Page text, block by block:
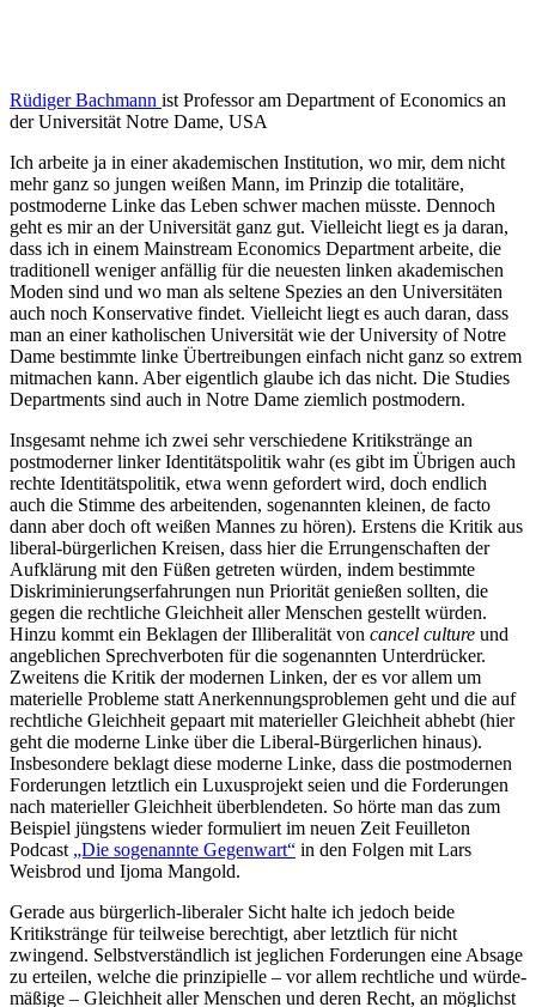
Rüdiger Bachmann ist Professor am Department of Economics an
der Univer­sität Notre Dame, USA
Ich arbeite ja in einer akade­mi­schen Insti­tution, wo mir, dem nicht
mehr ganz so jungen weißen Mann, im Prinzip die totalitäre,
postmo­derne Linke das Leben schwer machen müsste. Dennoch
geht es mir an der Univer­sität ganz gut. Vielleicht liegt es ja daran,
dass ich in einem Mainstream Economics Department arbeite, die
tradi­tionell weniger anfällig für die neuesten linken akade­mi­schen
Moden sind und wo man als seltene Spezies an den Univer­si­täten
auch noch Konser­vative findet. Vielleicht liegt es auch daran, dass
man an einer katho­li­schen Univer­sität wie der University of Notre
Dame bestimmte linke Übertrei­bungen einfach nicht ganz so extrem
mitmachen kann. Aber eigentlich glaube ich das nicht. Die Studies
Depart­ments sind auch in Notre Dame ziemlich postmodern.
Insgesamt nehme ich zwei sehr verschiedene Kritikstränge an
postmo­derner linker Identi­täts­po­litik wahr (es gibt im Übrigen auch
rechte Identi­täts­po­litik, etwa wenn gefordert wird, doch endlich
auch die Stimme des arbei­tenden, sogenannten kleinen, de facto
dann aber doch oft weißen Mannes zu hören). Erstens die Kritik aus
liberal-bürger­lichen Kreisen, dass hier die Errun­gen­schaften der
Aufklärung mit den Füßen getreten würden, indem bestimmte
Diskri­mi­nie­rungs­er­fah­rungen nun Priorität genießen sollten, die
gegen die recht­liche Gleichheit aller Menschen gestellt würden.
Hinzu kommt ein Beklagen der Illibe­ra­lität von cancel culture und
angeb­lichen Sprech­ver­boten für die sogenannten Unter­drücker.
Zweitens die Kritik der modernen Linken, der es vor allem um
materielle Probleme statt Anerken­nungs­pro­blemen geht und die auf
recht­liche Gleichheit gepaart mit materi­eller Gleichheit abhebt (hier
geht die moderne Linke über die Liberal-Bürger­lichen hinaus).
Insbe­sondere beklagt diese moderne Linke, dass die postmo­dernen
Forde­rungen letztlich ein Luxus­projekt seien und die Forde­rungen
nach materi­eller Gleichheit überblen­deten. So hörte man das zum
Beispiel jüngstens wieder formu­liert im neuen Zeit Feuil­leton
Podcast „Die sogenannte Gegenwart“ in den Folgen mit Lars
Weisbrod und Ijoma Mangold.
Gerade aus bürgerlich-liberaler Sicht halte ich jedoch beide
Kritikstränge für teilweise berechtigt, aber letztlich für nicht
zwingend. Selbst­ver­ständlich ist jeglichen Forde­rungen eine Absage
zu erteilen, welche die prinzi­pielle – vor allem recht­liche und würde­
mäßige – Gleichheit aller Menschen und deren Recht, an möglichst